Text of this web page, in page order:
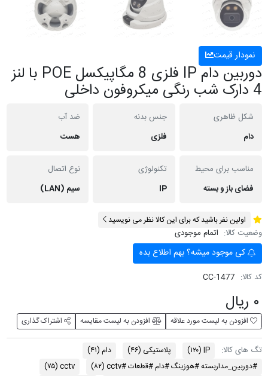
نمودار قیمت
دوربین دام IP فلزی 8 مگاپیکسل POE با لنز
4 دارک شب رنگی میکروفون داخلی
شکل ظاهری
دام
جنس بدنه
فلزی
ضد آب
هست
مناسب برای محیط
فضای باز و بسته
تکنولوژی
IP
نوع اتصال
سیم (LAN)
اولین نفر باشید که برای این کالا نظر می نویسید
وضعیت کالا: اتمام موجودی
کی موجود میشه؟ بهم اطلاع بده
کد کالا: CC-1477
۰ ریال
افزودن به لیست مورد علاقه افزودن به لیست مقایسه اشتراک گذاری
تگ های کالا: IP (۱۲۰) پلاستیکی (۴۶) دام (۴۱)
#دوربین_مداربسته #هوزینگ #دام #قطعات #cctv
(۸۲) cctv (۷۵)